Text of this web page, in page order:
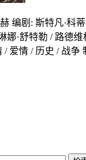
编剧: 斯特凡·科
娜·舒特勒 / 路德
/ 爱情 / 历史 / 战争